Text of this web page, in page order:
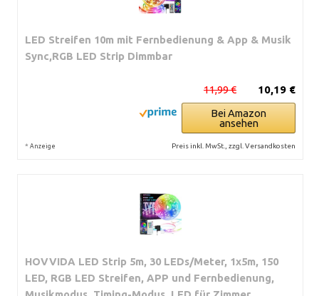
LED Streifen 10m mit Fernbedienung & App & Musik
Sync,RGB LED Strip Dimmbar
10,19 €
11,99 €
Bei Amazon
ansehen
* Anzeige Preis inkl. MwSt., zzgl. Versandkosten
HOVVIDA LED Strip 5m, 30 LEDs/Meter, 1x5m, 150
LED, RGB LED Streifen, APP und Fernbedienung,